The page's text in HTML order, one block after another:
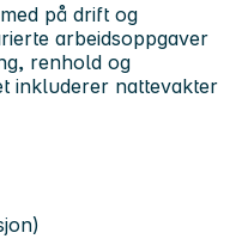
på drift og
arbeidsoppgaver
renhold og
inkluderer nattevakter